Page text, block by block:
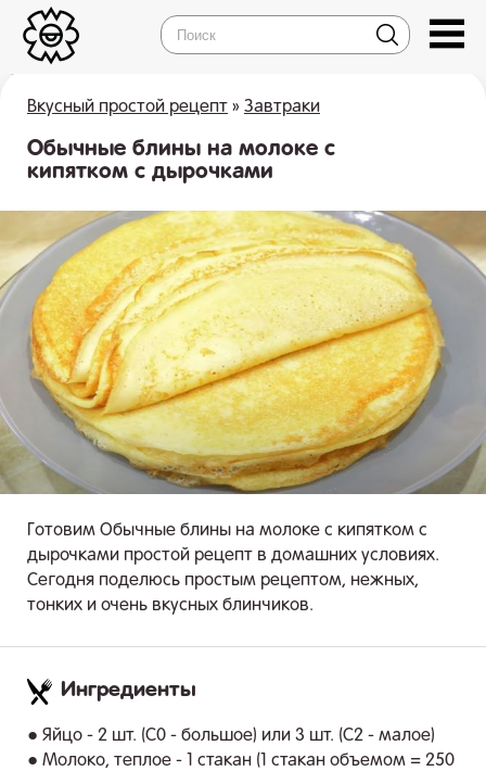
Вкусный простой рецепт » Завтраки
Обычные блины на молоке с
кипятком с дырочками
Готовим Обычные блины на молоке с кипятком с
дырочками простой рецепт в домашних условиях.
Сегодня поделюсь простым рецептом, нежных,
тонких и очень вкусных блинчиков.
Ингредиенты
● Яйцо - 2 шт. (C0 - большое) или 3 шт. (C2 - малое)
● Молоко, теплое - 1 стакан (1 стакан объемом = 250